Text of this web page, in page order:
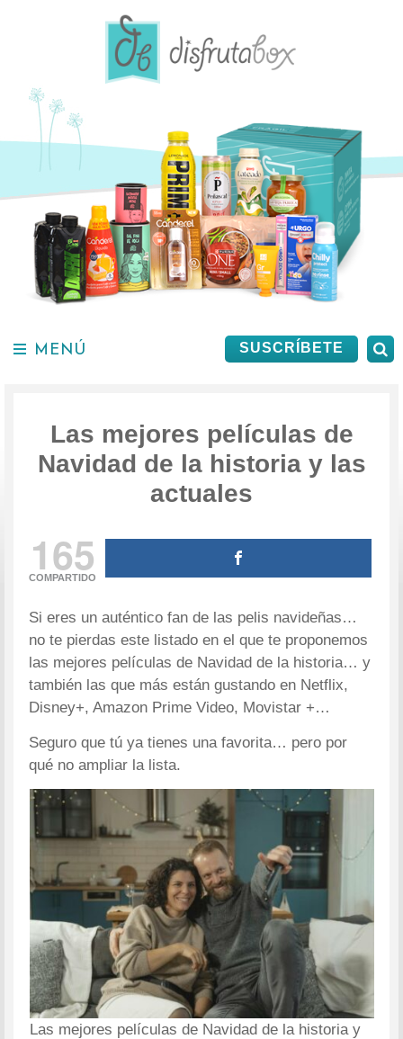
SUSCRÍBETE
MENÚ
Las mejores películas de
Navidad de la historia y las
actuales
165
COMPARTIDO
Si eres un auténtico fan de las pelis navideñas…
no te pierdas este listado en el que te proponemos
las mejores películas de Navidad de la historia… y
también las que más están gustando en Netflix,
Disney+, Amazon Prime Video, Movistar +…
Seguro que tú ya tienes una favorita… pero por
qué no ampliar la lista.
Las mejores películas de Navidad de la historia y